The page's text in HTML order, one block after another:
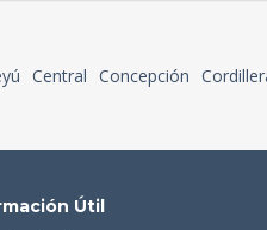
Central Concepción
Útil